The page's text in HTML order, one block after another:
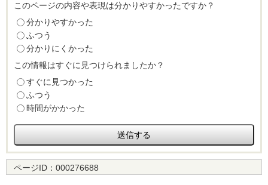
このページの内容や表現は分かりやすかったですか？
分かりやすかった
ふつう
分かりにくかった
この情報はすぐに見つけられましたか？
すぐに見つかった
ふつう
時間がかかった
ページID： 000276688